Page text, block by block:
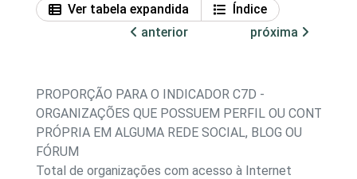
Ver tabela expandida
Índice
anterior
próxima
PROPORÇÃO PARA O INDICADOR C7D -
ORGANIZAÇÕES QUE POSSUEM PERFIL OU CONTA
PRÓPRIA EM ALGUMA REDE SOCIAL, BLOG OU
FÓRUM
Total de organizações com acesso à Internet